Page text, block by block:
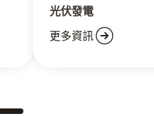
光伏發電
更多資訊